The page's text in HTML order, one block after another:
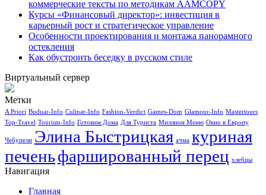
коммерческие тексты по методикам AAMCOPY
Курсы «Финансовый директор»: инвестиция в
карьерный рост и стратегическое управление
Особенности проектирования и монтажа панорамного
остекления
Как обустроить беседку в русском стиле
Виртуальный сервер
Метки
A Priori Buduar-Info Culinar-Info Fashion-Verdict Games-Dom Glamour-Info Mastertours
Top-Travel Tourism-Info Готовим Дома Для Туриста Миллион Меню Окно в Европу
Чебупели Элина Быстрицкая ачма куриная
печеньфаршированный перец хлебцы
Навигация
Главная